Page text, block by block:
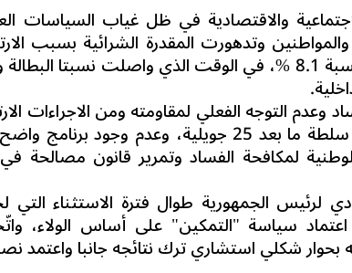
والاقتصادية في ظل غياب السياسات
وتدهورت المقدرة الشرائية بسبب
بلغ في شهر جوان 2022 نسبة 8.1 %، في الوقت الذي واصلت
التوجه الفعلي لمقاومته ومن الاجراءات
حالة الارتباك التي تعيشها سلطة ما بعد 25 جويلية،
لمكافحة الفساد وتمرير قانون
لرئيس الجمهورية طوال فترة الاستثناء
اعتماد سياسة "التمكين" على أساس الولاء،
بحوار شكلي استشاري ترك نتائجه جانبا واعتمد